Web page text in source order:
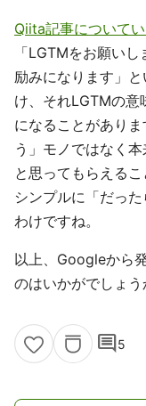
Qiita記事について
「LGTMをお願い
励みになります」
け、それLGTMの意
になることがあり
う」モノではなく
と思ってもらえる
シンプルに「だっ
わけですね。
以上、Googleから
のはいかがでしょう
comment5